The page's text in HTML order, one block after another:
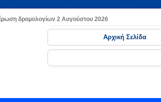
δρομολογίων 2 Αυγούστου 2026
Αρχική Σελίδα